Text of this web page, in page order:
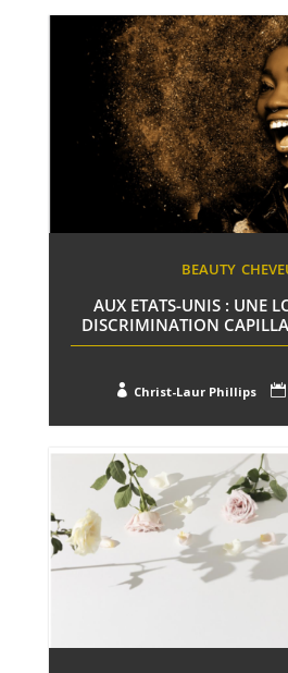
BEAUTY
AUX ETATS-UNIS : UNE
DISCRIMINATION
 Christ-Laur Phillips 